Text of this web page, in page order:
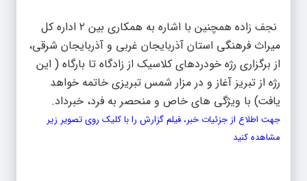
نجف زاده همچنین با اشاره به همکاری بین ۲ اداره کل
میراث فرهنگی استان آذربایجان غربی و آذربایجان شرقی،
از برگزاری رژه خودردهای کلاسیک از زادگاه تا بارگاه ( این
رژه از تبریز آغاز و در مزار شمس تبریزی خاتمه خواهد
یافت) با ویژگی های خاص و منحصر به فرد، خبرداد.
جهت اطلاع از جزئیات خبر، فیلم گزارش را با کلیک روی تصویر زیر
مشاهده کنید